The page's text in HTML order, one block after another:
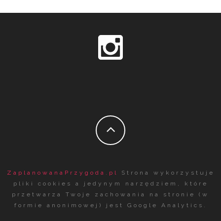
ZaplanowanaPrzygoda.pl
Strona wykorzystuje
pliki cookies a jedynym narzędziem, które
przetwarza Twoje zachowania na stronie (w
formie anonimowej) jest Google Analytics.